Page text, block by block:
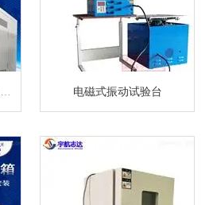
电磁式振动试验台